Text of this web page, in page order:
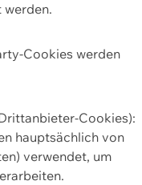
Cookies werden
Cookies):
hauptsächlich von
verwendet, um